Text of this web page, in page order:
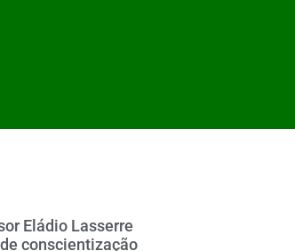
Eládio Lasserre
conscientização